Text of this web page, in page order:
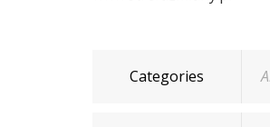
Categories